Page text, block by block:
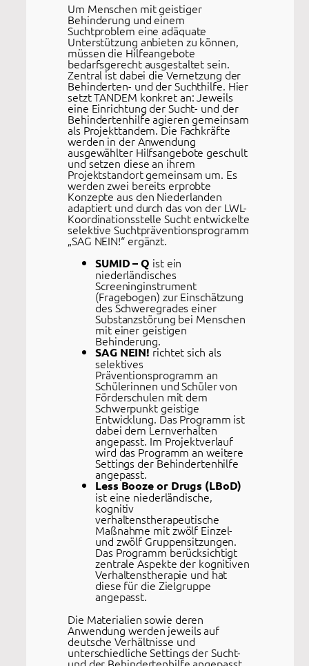
Um Menschen mit geistiger
Behinderung und einem
Suchtproblem eine adäquate
Unterstützung anbieten zu können,
müssen die Hilfeangebote
bedarfsgerecht ausgestaltet sein.
Zentral ist dabei die Vernetzung der
Behinderten- und der Suchthilfe. Hier
setzt TANDEM konkret an: Jeweils
eine Einrichtung der Sucht- und der
Behindertenhilfe agieren gemeinsam
als Projekttandem. Die Fachkräfte
werden in der Anwendung
ausgewählter Hilfsangebote geschult
und setzen diese an ihrem
Projektstandort gemeinsam um. Es
werden zwei bereits erprobte
Konzepte aus den Niederlanden
adaptiert und durch das von der LWL-
Koordinationsstelle Sucht entwickelte
selektive Suchtpräventionsprogramm
„SAG NEIN!“ ergänzt.
SUMID – Q ist ein
niederländisches
Screeninginstrument
(Fragebogen) zur Einschätzung
des Schweregrades einer
Substanzstörung bei Menschen
mit einer geistigen
Behinderung.
SAG NEIN! richtet sich als
selektives
Präventionsprogramm an
Schülerinnen und Schüler von
Förderschulen mit dem
Schwerpunkt geistige
Entwicklung. Das Programm ist
dabei dem Lernverhalten
angepasst. Im Projektverlauf
wird das Programm an weitere
Settings der Behindertenhilfe
angepasst.
Less Booze or Drugs (LBoD)
ist eine niederländische,
kognitiv
verhaltenstherapeutische
Maßnahme mit zwölf Einzel-
und zwölf Gruppensitzungen.
Das Programm berücksichtigt
zentrale Aspekte der kognitiven
Verhaltenstherapie und hat
diese für die Zielgruppe
angepasst.
Die Materialien sowie deren
Anwendung werden jeweils auf
deutsche Verhältnisse und
unterschiedliche Settings der Sucht-
und der Behindertenhilfe angepasst